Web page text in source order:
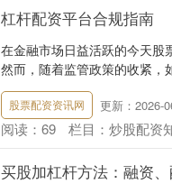
杠杆配资平台合规指南
在金融市场日益活跃的今天股
然而，随着监管政策的收紧，
股票配资资讯网 更新：2026-
阅读： 69 栏目： 炒股配资
买股加杠杆方法：融资